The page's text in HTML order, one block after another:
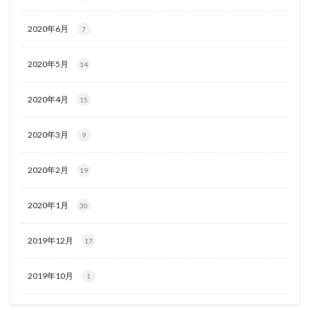
2020年6月 7
2020年5月 14
2020年4月 15
2020年3月 9
2020年2月 19
2020年1月 30
2019年12月 17
2019年10月 1